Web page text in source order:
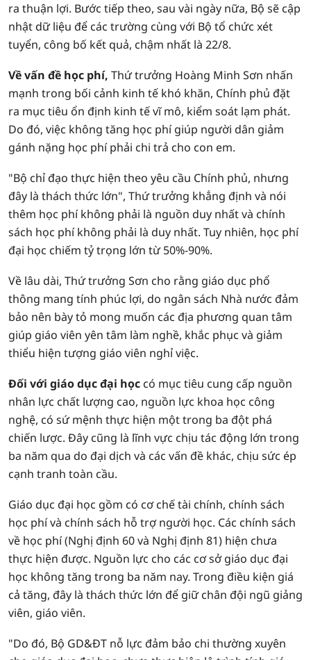
ra thuận lợi. Bước tiếp theo, sau vài ngày nữa, Bộ sẽ cập
nhật dữ liệu để các trường cùng với Bộ tổ chức xét
tuyển, công bố kết quả, chậm nhất là 22/8.
Về vấn đề học phí, Thứ trưởng Hoàng Minh Sơn nhấn
mạnh trong bối cảnh kinh tế khó khăn, Chính phủ đặt
ra mục tiêu ổn định kinh tế vĩ mô, kiểm soát lạm phát.
Do đó, việc không tăng học phí giúp người dân giảm
gánh nặng học phí phải chi trả cho con em.
"Bộ chỉ đạo thực hiện theo yêu cầu Chính phủ, nhưng
đây là thách thức lớn", Thứ trưởng khẳng định và nói
thêm học phí không phải là nguồn duy nhất và chính
sách học phí không phải là duy nhất. Tuy nhiên, học phí
đại học chiếm tỷ trọng lớn từ 50%-90%.
Về lâu dài, Thứ trưởng Sơn cho rằng giáo dục phổ
thông mang tính phúc lợi, do ngân sách Nhà nước đảm
bảo nên bày tỏ mong muốn các địa phương quan tâm
giúp giáo viên yên tâm làm nghề, khắc phục và giảm
thiểu hiện tượng giáo viên nghỉ việc.
Đối với giáo dục đại học có mục tiêu cung cấp nguồn
nhân lực chất lượng cao, nguồn lực khoa học công
nghệ, có sứ mệnh thực hiện một trong ba đột phá
chiến lược. Đây cũng là lĩnh vực chịu tác động lớn trong
ba năm qua do đại dịch và các vấn đề khác, chịu sức ép
cạnh tranh toàn cầu.
Giáo dục đại học gồm có cơ chế tài chính, chính sách
học phí và chính sách hỗ trợ người học. Các chính sách
về học phí (Nghị định 60 và Nghị định 81) hiện chưa
thực hiện được. Nguồn lực cho các cơ sở giáo dục đại
học không tăng trong ba năm nay. Trong điều kiện giá
cả tăng, đây là thách thức lớn để giữ chân đội ngũ giảng
viên, giáo viên.
"Do đó, Bộ GD&ĐT nỗ lực đảm bảo chi thường xuyên